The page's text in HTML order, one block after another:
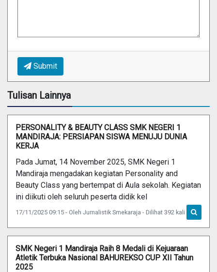
Submit
Tulisan Lainnya
PERSONALITY & BEAUTY CLASS SMK NEGERI 1
MANDIRAJA: PERSIAPAN SISWA MENUJU DUNIA
KERJA
Pada Jumat, 14 November 2025, SMK Negeri 1
Mandiraja mengadakan kegiatan Personality and
Beauty Class yang bertempat di Aula sekolah. Kegiatan
ini diikuti oleh seluruh peserta didik kel
17/11/2025 09:15 - Oleh Jurnalistik Smekaraja - Dilihat 392 kali
SMK Negeri 1 Mandiraja Raih 8 Medali di Kejuaraan
Atletik Terbuka Nasional BAHUREKSO CUP XII Tahun
2025